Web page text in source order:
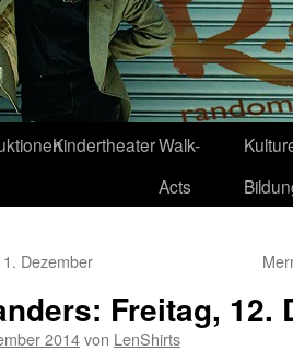
KindertheaterWalk-
Acts
Dezember
Freitag, 12.
2014von LenShirts